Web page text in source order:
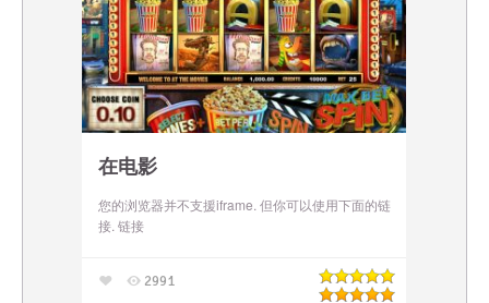
在电影
您的浏览器并不支援iframe. 但你可以使用下面的链
接. 链接
2991